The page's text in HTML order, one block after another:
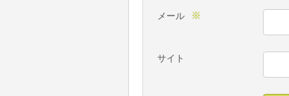
メール ※
サイト